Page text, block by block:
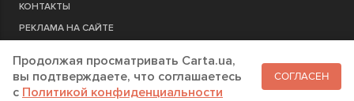
КОНТАКТЫ
РЕКЛАМА НА САЙТЕ
РЕГИСТРАЦИЯ КОМПАНИЮ
Продолжая просматривать Carta.ua,
вы подтверждаете, что соглашаетесь
c Политикой конфиденциальности
СОГЛАСЕН